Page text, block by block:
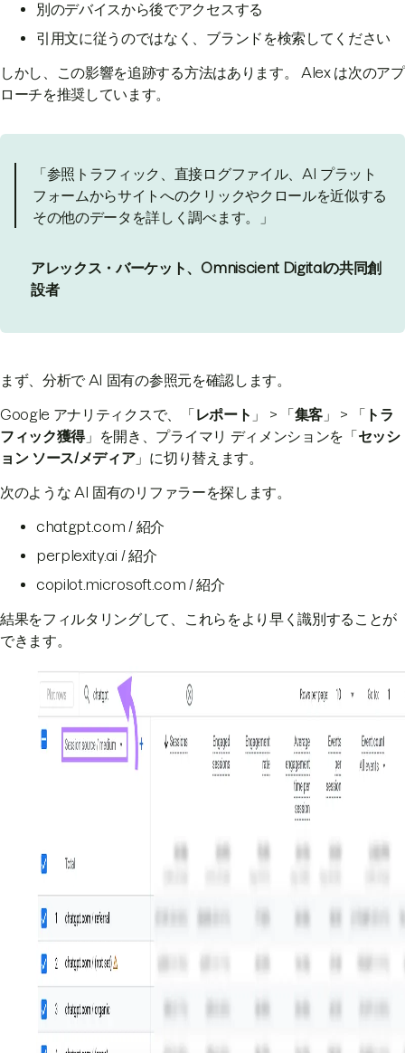
別のデバイスから後でアクセスする
引用文に従うのではなく、ブランドを検索してください
しかし、この影響を追跡する方法はあります。 Alex は次のアプ
ローチを推奨しています。
「参照トラフィック、直接ログファイル、AI プラット
フォームからサイトへのクリックやクロールを近似する
その他のデータを詳しく調べます。」
アレックス・バーケット、Omniscient Digitalの共同創
設者
まず、分析で AI 固有の参照元を確認します。
Google アナリティクスで、「レポート 」 > 「集客 」 > 「 トラ
フィック獲得」を開き、プライマリ ディメンションを「セッシ
ョン ソース/メディア」に切り替えます。
次のような AI 固有のリファラーを探します。
chatgpt.com / 紹介
perplexity.ai / 紹介
copilot.microsoft.com / 紹介
結果をフィルタリングして、これらをより早く識別することが
できます。